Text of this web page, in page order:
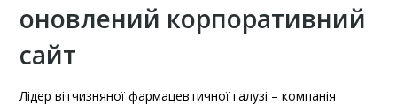
оновлений корпоративний
сайт
Лідер вітчизняної фармацевтичної галузі – компанія